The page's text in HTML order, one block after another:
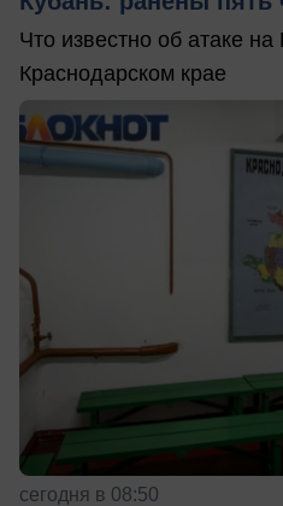
Что известно об атаке
Краснодарском крае
сегодня в 08:50